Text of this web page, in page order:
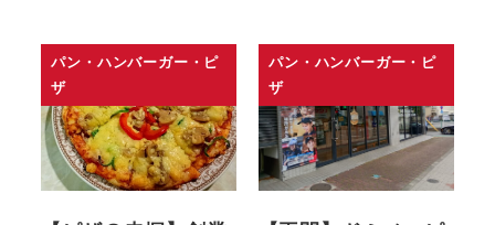
パン・ハンバーガー・ピ
ザ
パン・ハンバーガー・ピ
ザ